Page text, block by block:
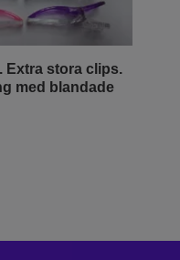
Extra stora clips.
med blandade